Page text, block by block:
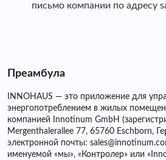
письмо компании по адресу
Преамбула
INNOHAUS — это приложение для
энергопотреблением в жилых
компанией Innotinum GmbH
Mergenthalerallee 77, 65760 Eschborn,
электронной почты:
именуемой «мы», «Контролер» или